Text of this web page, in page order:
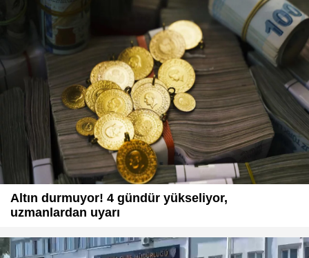
Altın durmuyor! 4 gündür yükseliyor,
uzmanlardan uyarı